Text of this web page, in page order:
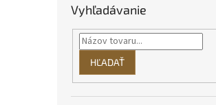
Vyhľadávanie
HĽADAŤ